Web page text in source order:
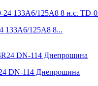
133A6/125A8 8...
DN-114 Днепрошина